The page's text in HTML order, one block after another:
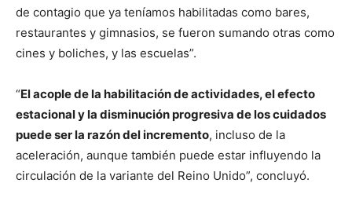
de contagio que ya teníamos habilitadas como bares,
restaurantes y gimnasios, se fueron sumando otras como
cines y boliches, y las escuelas”.
“El acople de la habilitación de actividades, el efecto
estacional y la disminución progresiva de los cuidados
puede ser la razón del incremento, incluso de la
aceleración, aunque también puede estar influyendo la
circulación de la variante del Reino Unido”, concluyó.